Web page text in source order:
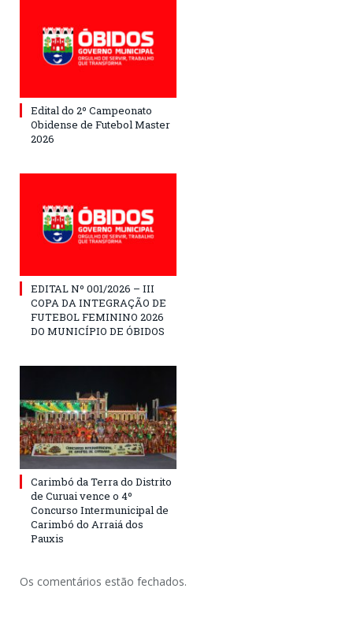
Edital do 2º Campeonato
Obidense de Futebol Master
2026
EDITAL Nº 001/2026 – III
COPA DA INTEGRAÇÃO DE
FUTEBOL FEMININO 2026
DO MUNICÍPIO DE ÓBIDOS
Carimbó da Terra do Distrito
de Curuai vence o 4º
Concurso Intermunicipal de
Carimbó do Arraiá dos
Pauxis
Os comentários estão fechados.